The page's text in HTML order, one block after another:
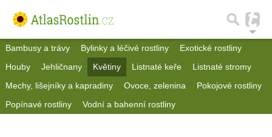
Bambusy a trávy Bylinky a léčivé rostliny
Exotické rostliny
Houby
Jehličnany Květiny Listnaté keře
Listnaté stromy
Mechy, lišejníky a kapradiny
Ovoce, zelenina
Pokojové rostliny
Popínavé rostliny
Vodní a bahenní rostliny